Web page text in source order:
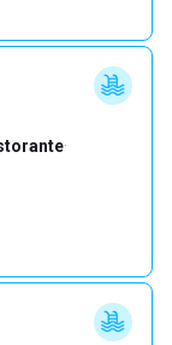
·